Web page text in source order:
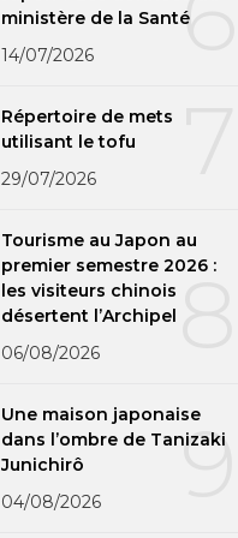
ministère de la Santé
14/07/2026
Répertoire de mets
utilisant le tofu
29/07/2026
Tourisme au Japon au
premier semestre 2026 :
les visiteurs chinois
désertent l’Archipel
06/08/2026
9
Une maison japonaise
dans l’ombre de Tanizaki
Junichirô
04/08/2026